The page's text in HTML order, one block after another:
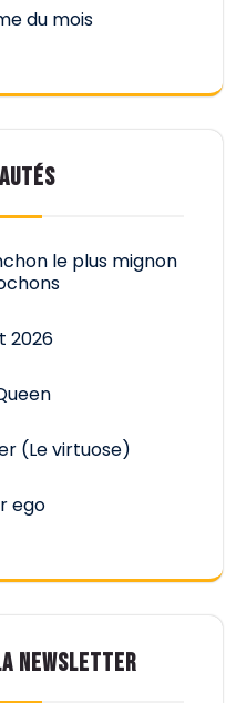
du mois
le plus mignon
2026
(Le virtuose)
ego
NEWSLETTER